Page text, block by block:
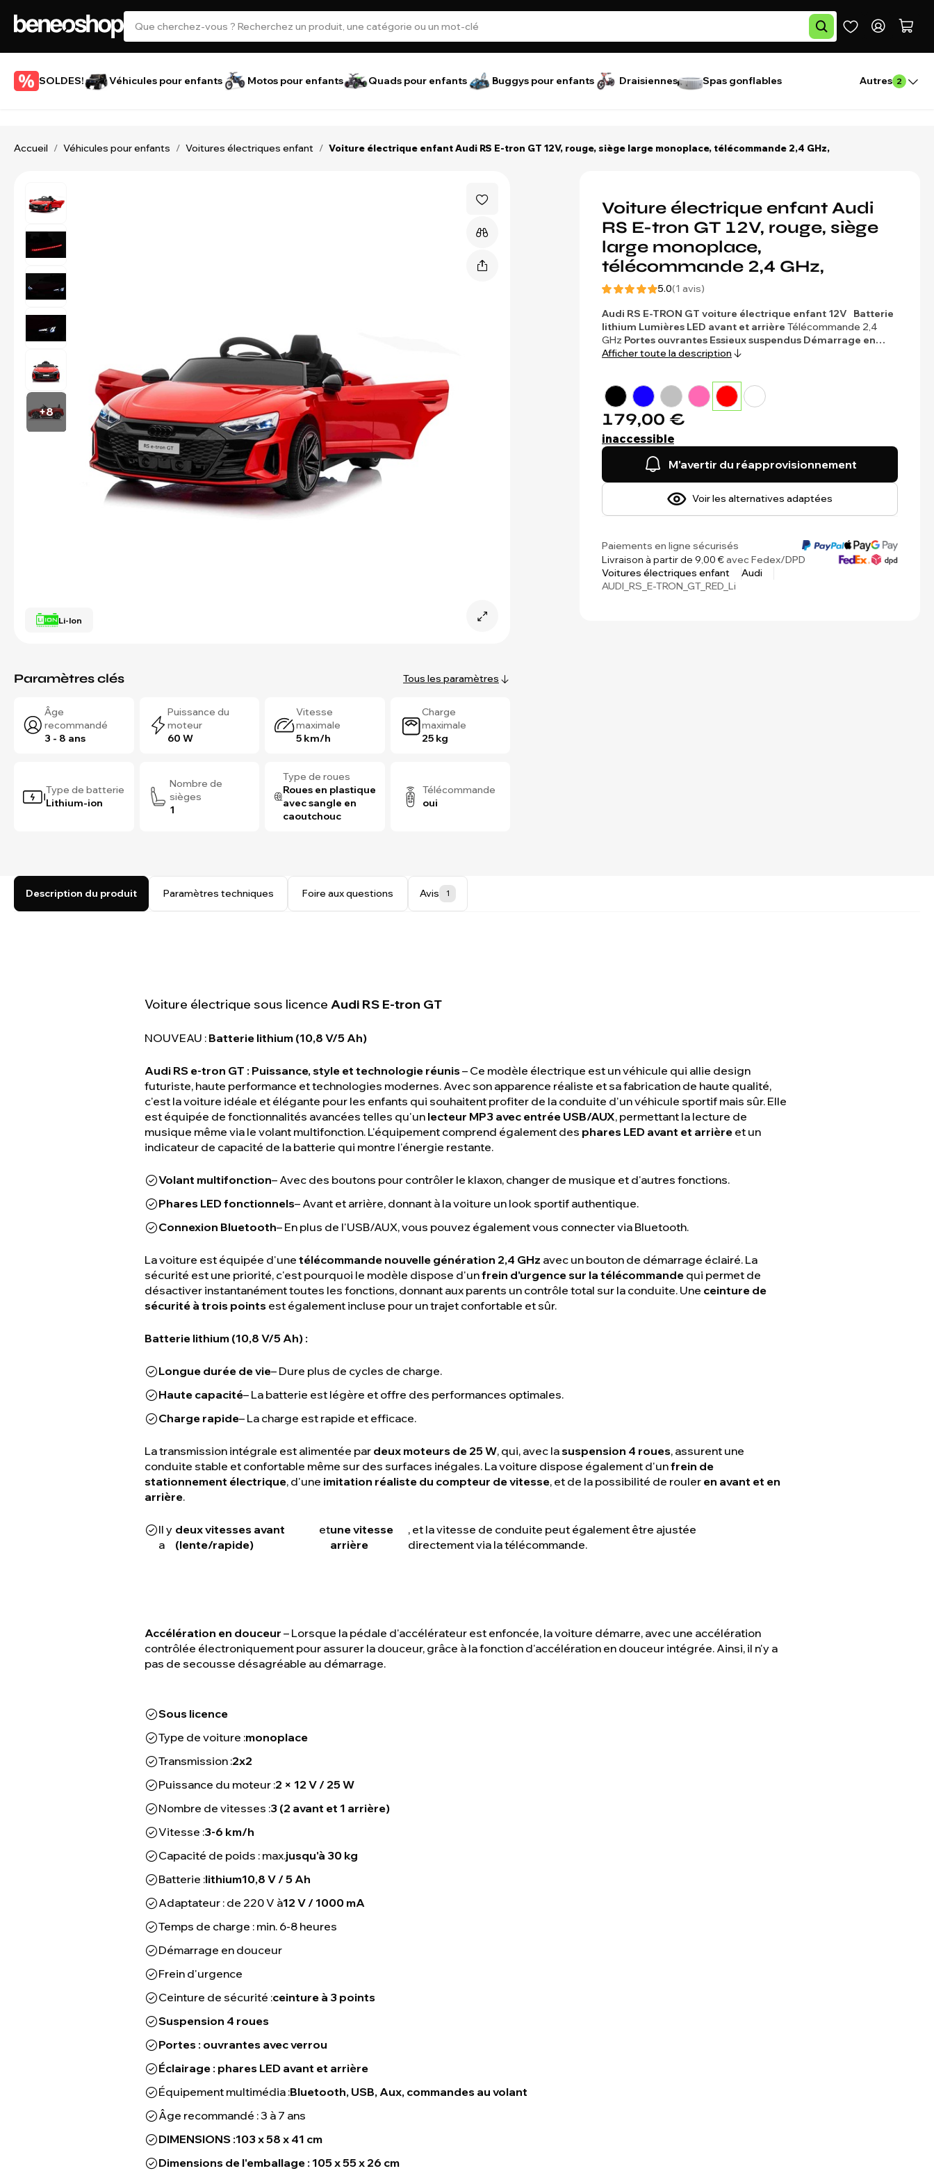
SOLDES! Véhicules pour enfants Motos pour enfants Quads pour enfants Buggys pour enfants Draisiennes Spas gonflables Autres 2
Accueil / Véhicules pour enfants / Voitures électriques enfant / Voiture électrique enfant Audi RS E-tron GT 12V, rouge, siège large monoplace, télécommande 2,4 GHz,
Li-Ion
+8
Paramètres clés Tous les paramètres
Âge
recommandé
3 - 8 ans
Puissance du
moteur
60 W
Vitesse
maximale
5 km/h
Charge
maximale
25 kg
Type de batterie
Lithium-ion
Nombre de
sièges
1
Type de roues
Roues en plastique
avec sangle en
caoutchouc
Télécommande
oui
Voiture électrique enfant Audi
RS E-tron GT 12V, rouge, siège
large monoplace,
télécommande 2,4 GHz,
5.0(1 avis)
Audi RS E-TRON GT voiture électrique enfant 12V
Batterie
lithium Lumières LED avant et arrière Télécommande 2,4
GHz Portes ouvrantes Essieux suspendus Démarrage en…
Afficher toute la description
179,00 €
inaccessible
M'avertir du réapprovisionnement
Voir les alternatives adaptées
Paiements en ligne sécurisés
Livraison à partir de 9,00 €avec Fedex/DPD
Voitures électriques enfant
Audi
AUDI_RS_E-TRON_GT_RED_Li
Description du produit Paramètres techniques Foire aux questions Avis 1
Voiture électrique sous licence Audi RS E-tron GT
NOUVEAU : Batterie lithium (10,8 V/5 Ah)
Audi RS e-tron GT : Puissance, style et technologie réunis– Ce modèle électrique est un véhicule qui allie design
futuriste, haute performance et technologies modernes. Avec son apparence réaliste et sa fabrication de haute qualité,
c'est la voiture idéale et élégante pour les enfants qui souhaitent profiter de la conduite d'un véhicule sportif mais sûr. Elle
est équipée de fonctionnalités avancées telles qu'un lecteur MP3 avec entrée USB/AUX, permettant la lecture de
musique même via le volant multifonction. L'équipement comprend également des phares LED avant et arrière et un
indicateur de capacité de la batterie qui montre l'énergie restante.
Volant multifonction– Avec des boutons pour contrôler le klaxon, changer de musique et d'autres fonctions.
Phares LED fonctionnels– Avant et arrière, donnant à la voiture un look sportif authentique.
Connexion Bluetooth– En plus de l'USB/AUX, vous pouvez également vous connecter via Bluetooth.
La voiture est équipée d'une télécommande nouvelle génération 2,4 GHz avec un bouton de démarrage éclairé. La
sécurité est une priorité, c'est pourquoi le modèle dispose d'unfrein d'urgence sur la télécommande qui permet de
désactiver instantanément toutes les fonctions, donnant aux parents un contrôle total sur la conduite. Une ceinture de
sécurité à trois points est également incluse pour un trajet confortable et sûr.
Batterie lithium (10,8 V/5 Ah) :
Longue durée de vie– Dure plus de cycles de charge.
Haute capacité– La batterie est légère et offre des performances optimales.
Charge rapide– La charge est rapide et efficace.
La transmission intégrale est alimentée par deux moteurs de 25 W, qui, avec lasuspension 4 roues, assurent une
conduite stable et confortable même sur des surfaces inégales. La voiture dispose également d'unfrein de
stationnement électrique, d'une imitation réaliste du compteur de vitesse, et de la possibilité de rouler en avant et en
arrière.
Il y
a
deux vitesses avant
(lente/rapide)
etune vitesse
arrière
, et la vitesse de conduite peut également être ajustée
directement via la télécommande.
Accélération en douceur – Lorsque la pédale d'accélérateur est enfoncée, la voiture démarre, avec une accélération
contrôlée électroniquement pour assurer la douceur, grâce à la fonction d'accélération en douceur intégrée. Ainsi, il n'y a
pas de secousse désagréable au démarrage.
Sous licence
Type de voiture :monoplace
Transmission :2x2
Puissance du moteur :2 × 12 V / 25 W
Nombre de vitesses :3 (2 avant et 1 arrière)
Vitesse :3-6 km/h
Capacité de poids : max.jusqu'à 30 kg
Batterie :lithium10,8 V / 5 Ah
Adaptateur : de 220 V à12 V / 1000 mA
Temps de charge : min. 6-8 heures
Démarrage en douceur
Frein d'urgence
Ceinture de sécurité :ceinture à 3 points
Suspension 4 roues
Portes : ouvrantes avec verrou
Éclairage : phares LED avant et arrière
Équipement multimédia :Bluetooth, USB, Aux, commandes au volant
Âge recommandé : 3 à 7 ans
DIMENSIONS :103 x 58 x 41 cm
Dimensions de l'emballage : 105 x 55 x 26 cm